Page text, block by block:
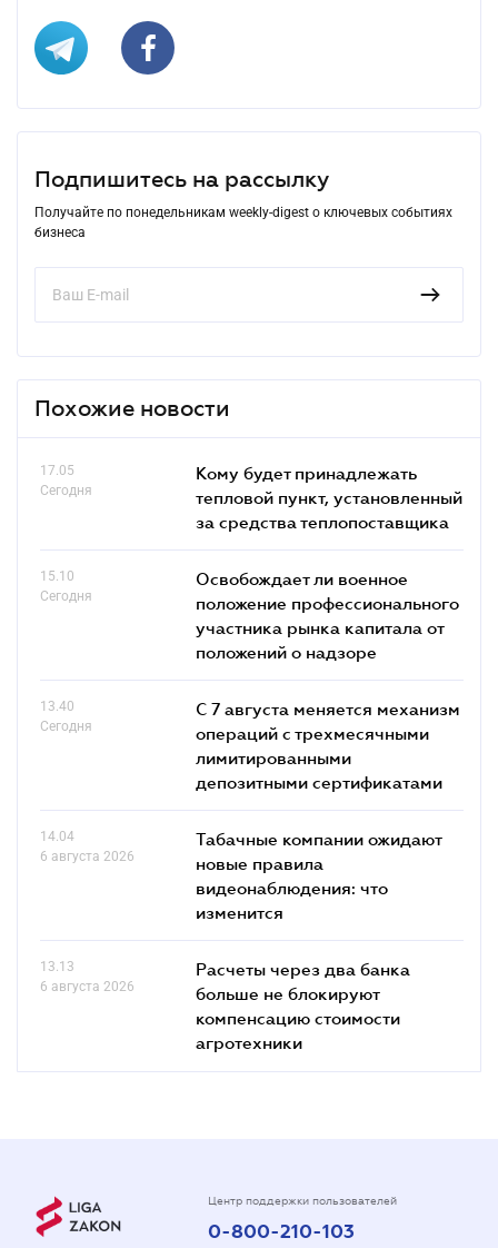
Подпишитесь на рассылку
Получайте по понедельникам weekly-digest о ключевых событиях
бизнеса
Похожие новости
17.05
Сегодня
Кому будет принадлежать
тепловой пункт, установленный
за средства теплопоставщика
15.10
Сегодня
Освобождает ли военное
положение профессионального
участника рынка капитала от
положений о надзоре
13.40
Сегодня
С 7 августа меняется механизм
операций с трехмесячными
лимитированными
депозитными сертификатами
14.04
6 августа 2026
Табачные компании ожидают
новые правила
видеонаблюдения: что
изменится
13.13
6 августа 2026
Расчеты через два банка
больше не блокируют
компенсацию стоимости
агротехники
Центр поддержки пользователей
0-800-210-103